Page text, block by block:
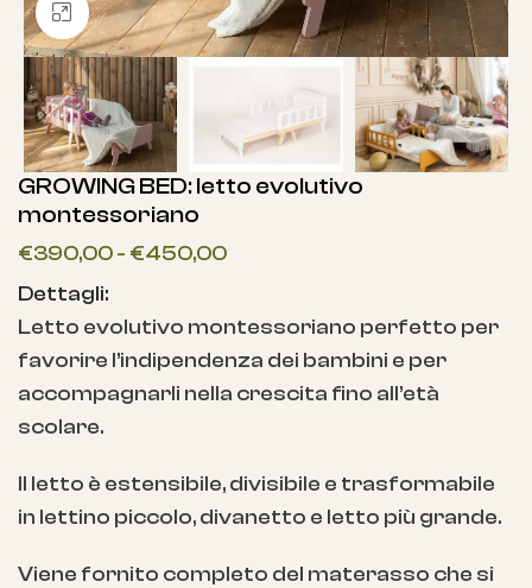
Clicca per ingrandire
GROWING BED: letto evolutivo
montessoriano
€390,00- €450,00
Dettagli:
Letto evolutivo montessoriano perfetto per
favorire l’indipendenza dei bambini e per
accompagnarli nella crescita fino all’età
scolare.
Il letto è estensibile, divisibile e trasformabile
in lettino piccolo, divanetto e letto più grande.
Viene fornito completo del materasso che si